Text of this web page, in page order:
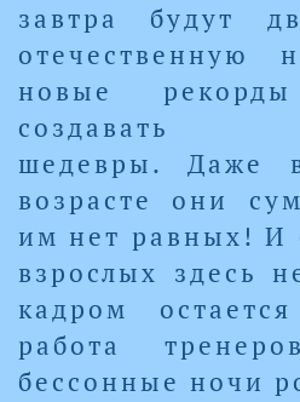
завтра будут
отечественную
новые
создавать
шедевры. Даже
возрасте они
им нет равных! И
взрослых здесь
кадром
работа
бессонные ночи